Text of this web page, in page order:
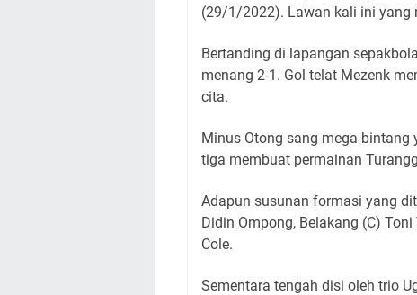
(29/1/2022). Lawan kali ini yang
Bertanding di lapangan
menang 2-1. Gol telat Mezenk
cita.
Minus Otong sang mega
tiga membuat permainan
Adapun susunan formasi yang
Didin Ompong, Belakang (C) Toni
Cole.
Sementara tengah disi oleh trio